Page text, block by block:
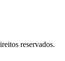
reservados.